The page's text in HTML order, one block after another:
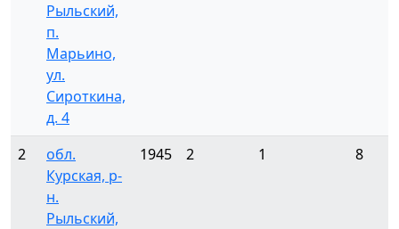
Рыльский,
п.
Марьино,
ул.
Сироткина,
д. 4
2
обл.
Курская, р-
н.
Рыльский,
1945 2 1 8